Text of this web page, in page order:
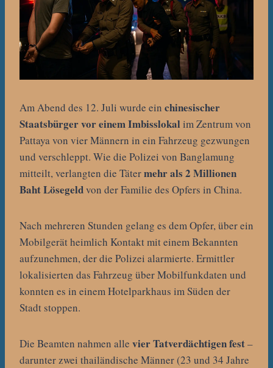
Am Abend des 12. Juli wurde ein chinesischer
Staatsbürger vor einem Imbisslokalim Zentrum von
Pattaya von vier Männern in ein Fahrzeug gezwungen
und verschleppt. Wie die Polizei von Banglamung
mitteilt, verlangten die Tätermehr als 2 Millionen
Baht Lösegeldvon der Familie des Opfers in China.
Nach mehreren Stunden gelang es dem Opfer, über ein
Mobilgerät heimlich Kontakt mit einem Bekannten
aufzunehmen, der die Polizei alarmierte. Ermittler
lokalisierten das Fahrzeug über Mobilfunkdaten und
konnten es in einem Hotelparkhaus im Süden der
Stadt stoppen.
Die Beamten nahmen alle vier Tatverdächtigen fest–
darunter zwei thailändische Männer (23 und 34 Jahre